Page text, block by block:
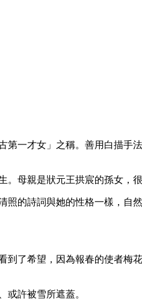
一才女」之稱。善用白描手
母親是狀元王拱宸的孫女，很
的詩詞與她的性格一樣，自
了希望，因為報春的使者梅
或許被雪所遮蓋。